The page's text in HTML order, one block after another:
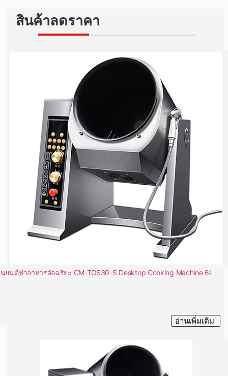
สินค้าลดราคา
ยนต์ทำอาหารอัจฉริยะ CM-TGS30-S Desktop Cooking Machine 6L
อ่านเพิ่มเติม